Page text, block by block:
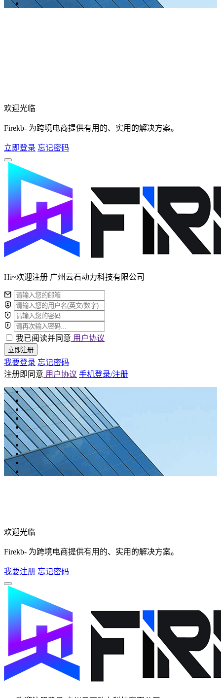
欢迎光临
Firekb- 为跨境电商提供有用的、实用的解决方案。
立即登录 忘记密码
Hi~欢迎注册 广州云石动力科技有限公司
我已阅读并同意 用户协议
立即注册
我要登录 忘记密码
注册即同意 用户协议 手机登录/注册
欢迎光临
Firekb- 为跨境电商提供有用的、实用的解决方案。
我要注册 忘记密码